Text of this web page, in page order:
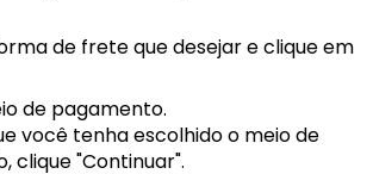
de frete que desejar e clique em
de pagamento.
você tenha escolhido o meio de
clique "Continuar".